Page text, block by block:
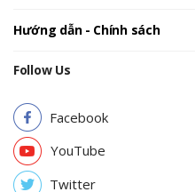
Hướng dẫn - Chính sách
Follow Us
Facebook
YouTube
Twitter